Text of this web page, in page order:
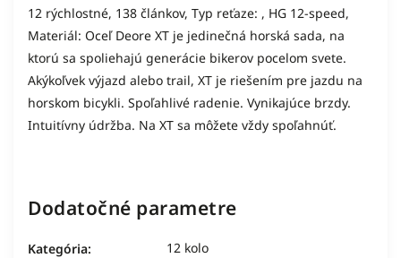
12 rýchlostné, 138 článkov, Typ reťaze: , HG 12-speed,
Materiál: Oceľ Deore XT je jedinečná horská sada, na
ktorú sa spoliehajú generácie bikerov pocelom svete.
Akýkoľvek výjazd alebo trail, XT je riešením pre jazdu na
horskom bicykli. Spoľahlivé radenie. Vynikajúce brzdy.
Intuitívny údržba. Na XT sa môžete vždy spoľahnúť.
Dodatočné parametre
Kategória:
12 kolo